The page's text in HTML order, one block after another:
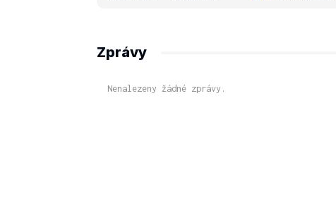
Zprávy
Nenalezeny žádné zprávy.